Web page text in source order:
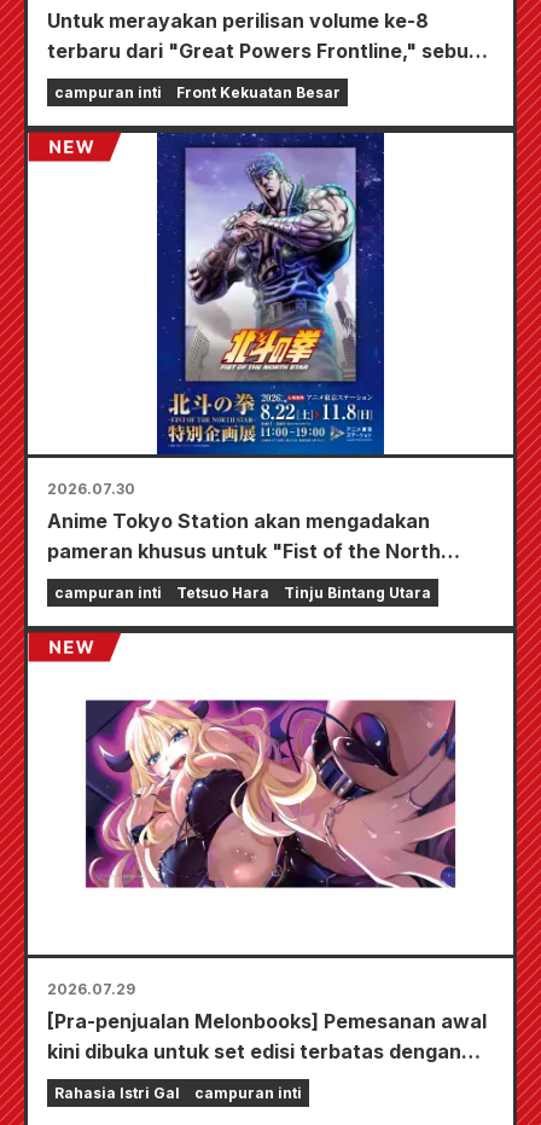
Untuk merayakan perilisan volume ke-8
terbaru dari "Great Powers Frontline," sebuah
acara terbatas akan diadakan di toko-toko
Animate di seluruh negeri mulai 20 Agustus, di
mana Anda bisa mendapatkan kartu mini yang
digambar khusus (total 4 jenis)!
campuran inti Front Kekuatan Besar
2026.07.30
Anime Tokyo Station akan mengadakan
pameran khusus untuk "Fist of the North
Star"!!
campuran inti Tetsuo Hara Tinju Bintang Utara
2026.07.29
[Pra-penjualan Melonbooks] Pemesanan awal
kini dibuka untuk set edisi terbatas dengan
playmat spesial yang menampilkan ilustrasi
Fuyuki Tojo yang sangat indah karya Kudou!
Rahasia Istri Gal campuran inti